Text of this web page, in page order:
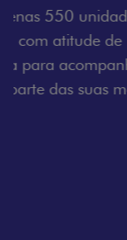
festival: série
soleira
enquanto os
rodas de liga-